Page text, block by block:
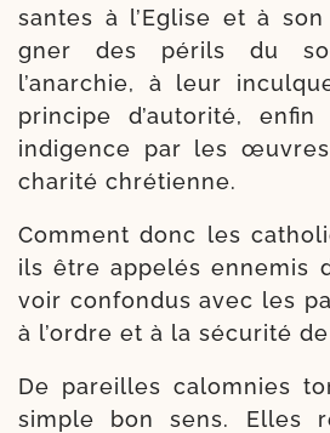
santes à l’Eglise et à
gner des périls du
l’anarchie, à leur
prin­cipe d’autorité,
indi­gence par les
cha­ri­té chrétienne.
Comment donc les
ils être appe­lés enne­mis
voir confon­dus avec les
à l’ordre et à la sécu­ri­té de
De pareilles calom­nies
simple bon sens. Elles